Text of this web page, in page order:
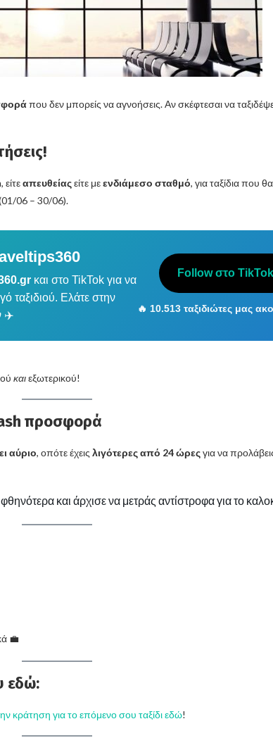
που δεν μπορείς να αγνοήσεις. Αν σκέφτεσαι να
, είτεαπευθείαςείτε μεενδιάμεσο σταθμό, για ταξίδια που θα
06 – 30/06).
και στο TikTok για να
ταξιδιού. Ελάτε στην
✈️
Follow στο TikTok
🔥 10.513 ταξιδιώτες μας
καιεξωτερικού!
προσφορά
αύριο, οπότε έχεις λιγότερες από 24 ώρεςγια να
και άρχισε να μετράς αντίστροφα για το
💼
εδώ:
κράτηση για το επόμενο σου ταξίδι εδώ!